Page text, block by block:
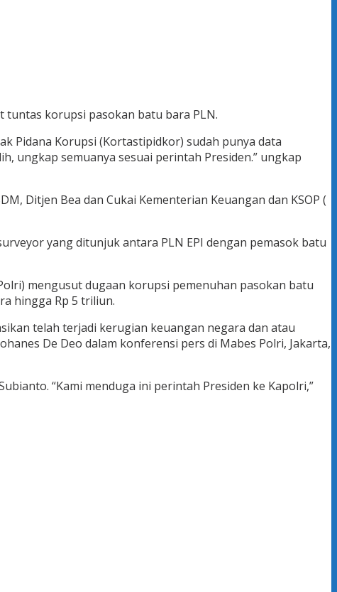
tuntas korupsi pasokan batu bara PLN.
Pidana Korupsi (Kortastipidkor) sudah punya data
ungkap semuanya sesuai perintah Presiden.” ungkap
Ditjen Bea dan Cukai Kementerian Keuangan dan KSOP (
yang ditunjuk antara PLN EPI dengan pemasok batu
mengusut dugaan korupsi pemenuhan pasokan batu
hingga Rp 5 triliun.
telah terjadi kerugian keuangan negara dan atau
De Deo dalam konferensi pers di Mabes Polri, Jakarta,
“Kami menduga ini perintah Presiden ke Kapolri,”